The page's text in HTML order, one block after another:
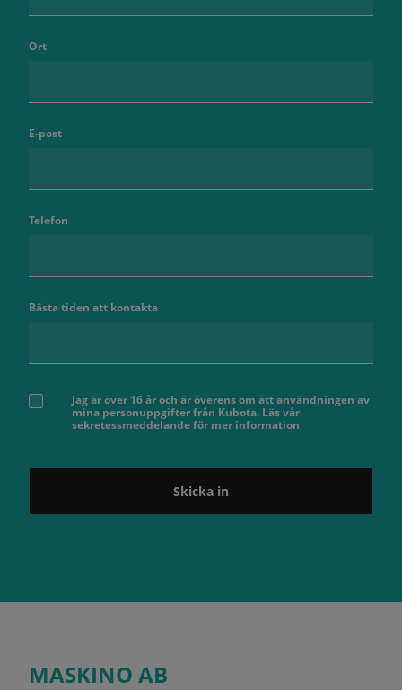
Ort
E-post
Telefon
Bästa tiden att kontakta
Jag är över 16 år och är överens om att användningen av
mina personuppgifter från Kubota. Läs vår
sekretessmeddelande för mer information
Skicka in
MASKINO AB